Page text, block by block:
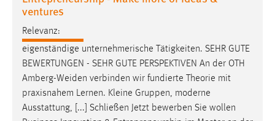
eigenständige unternehmerische Tätigkeiten. SEHR GUTE
Amberg-Weiden
praxisnahem Lernen. Kleine Gruppen, moderne
Ausstattung, [...] Schließen Jetzt bewerben Sie wollen
Business Innovation & Entrepreneurship im Master an der
OTHAmberg-Weiden studieren? Dann bewerben Sie sich
für das kommende Semester! Alle Informationen zu
Facebook Pixel
Name:
_fbp
Anbieter:
Zweck: